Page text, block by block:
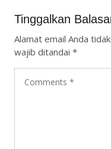
Tinggalkan
Alamat email Anda
wajib ditandai *